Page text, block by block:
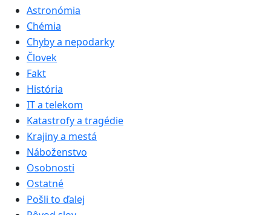
Astronómia
Chémia
Chyby a nepodarky
Človek
Fakt
História
IT a telekom
Katastrofy a tragédie
Krajiny a mestá
Náboženstvo
Osobnosti
Ostatné
Pošli to ďalej